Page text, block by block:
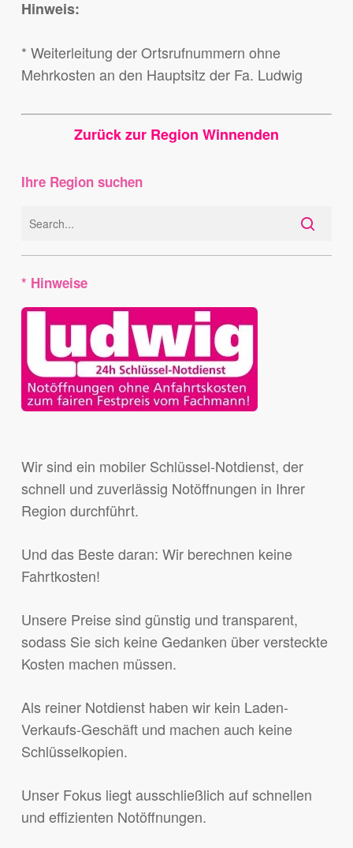
Hinweis:
* Weiterleitung der Ortsrufnummern ohne
Mehrkosten an den Hauptsitz der Fa. Ludwig
Zurück zur Region Winnenden
Ihre Region suchen
* Hinweise
Wir sind ein mobiler Schlüssel-Notdienst, der
schnell und zuverlässig Notöffnungen in Ihrer
Region durchführt.
Und das Beste daran: Wir berechnen keine
Fahrtkosten!
Unsere Preise sind günstig und transparent,
sodass Sie sich keine Gedanken über versteckte
Kosten machen müssen.
Als reiner Notdienst haben wir kein Laden-
Verkaufs-Geschäft und machen auch keine
Schlüsselkopien.
Unser Fokus liegt ausschließlich auf schnellen
und effizienten Notöffnungen.